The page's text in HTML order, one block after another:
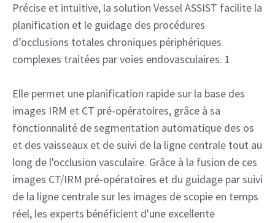
Précise et intuitive, la solution Vessel ASSIST facilite la
planification et le guidage des procédures
d’occlusions totales chroniques périphériques
complexes traitées par voies endovasculaires. 1
Elle permet une planification rapide sur la base des
images IRM et CT pré-opératoires, grâce à sa
fonctionnalité de segmentation automatique des os
et des vaisseaux et de suivi de la ligne centrale tout au
long de l'occlusion vasculaire. Grâce à la fusion de ces
images CT/IRM pré-opératoires et du guidage par suivi
de la ligne centrale sur les images de scopie en temps
réel, les experts bénéficient d'une excellente